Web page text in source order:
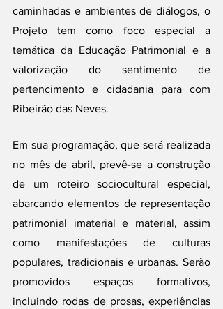
caminhadas e ambientes de diálogos, o
Projeto tem como foco especial a
temática da Educação Patrimonial e a
valorização do sentimento de
pertencimento e cidadania para com
Ribeirão das Neves.
Em sua programação, que será realizada
no mês de abril, prevê-se a construção
de um roteiro sociocultural especial,
abarcando elementos de representação
patrimonial imaterial e material, assim
como manifestações de culturas
populares, tradicionais e urbanas. Serão
promovidos espaços formativos,
incluindo rodas de prosas, experiências